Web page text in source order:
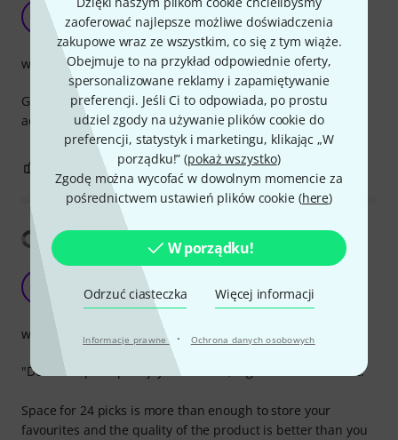
zaoferować najlepsze możliwe doświadczenia
zakupowe wraz ze wszystkim, co się z tym wiąże.
Obejmuje to na przykład odpowiednie oferty,
spersonalizowane reklamy i zapamiętywanie
preferencji. Jeśli Ci to odpowiada, po prostu
udziel zgody na używanie plików cookie do
preferencji, statystyk i marketingu, klikając „W
porządku!” (pokaż wszystko)
Zgodę można wycofać w dowolnym momencie za
pośrednictwem ustawień plików cookie (here)
W porządku!
Odrzuć ciasteczka Więcej informacji
Informacje prawne · Ochrona danych osobowych
A wallet for your picks
Lenahc11 21.12.2020
Great product. Keeps all your picks in one place and
accessible.
wykończenie
0 ZGŁOŚ NADUŻYCIE
Pokaż tłumaczenia
Useful accessory
DanielPaw 17.12.2021
"Does this pick spark joy?" If it does, it goes into the wallet.
Space for 24 picks is more than enough to store your
favourites and the quality of the product is better than you
wykończenie